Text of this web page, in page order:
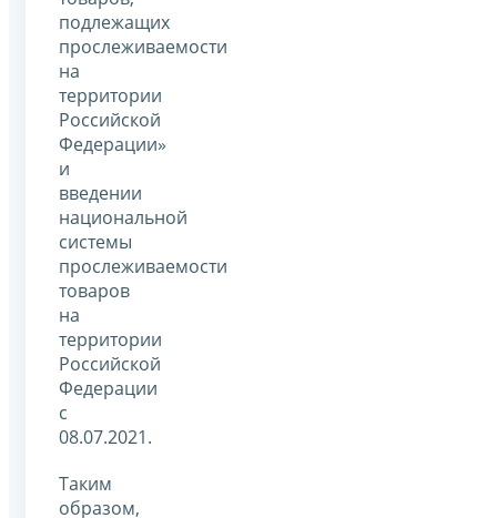
подлежащих
прослеживаемости
на
территории
Российской
Федерации»
и
введении
национальной
системы
прослеживаемости
товаров
на
территории
Российской
Федерации
с
08.07.2021.
Таким
образом,